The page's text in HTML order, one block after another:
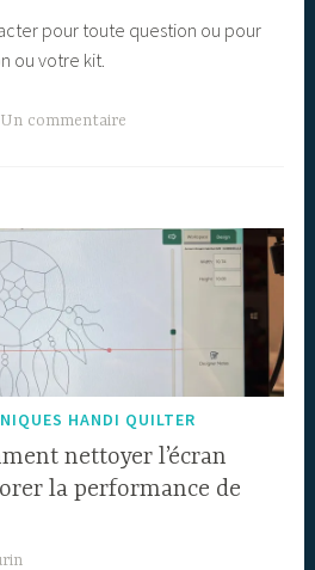
pour toute question ou pour
ou votre kit.
Un commentaire
HANDI QUILTER
nettoyer l’écran
la performance de